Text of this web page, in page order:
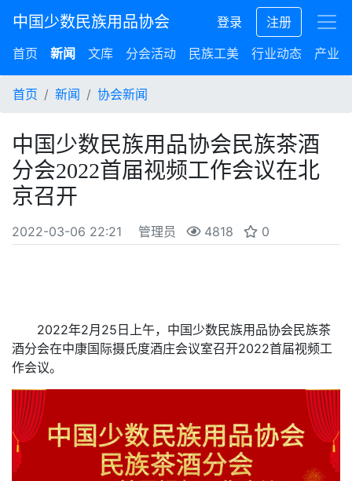
中国少数民族用品协会 登录
注册
首页
新闻 文库 分会活动 民族工美 行业动态 产业
首页 新闻 协会新闻
中国少数民族用品协会民族茶酒
分会2022首届视频工作会议在北
京召开
2022-03-06 22:21 管理员 4818 0
2022年2月 25 日上午，中国少数民族用品协会民族茶
酒分会在中康国际摄氏度酒庄会议室召开2022首届视频工
作会议。